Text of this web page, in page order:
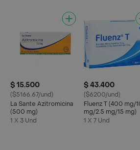
$ 15.500
($5166.67/und)
La Sante Azitromicina
(500 mg)
1 X 3 Und
$ 43.400
($6200/und)
Fluenz T (400 mg/
mg/2.5 mg/15 mg)
1 X 7 Und